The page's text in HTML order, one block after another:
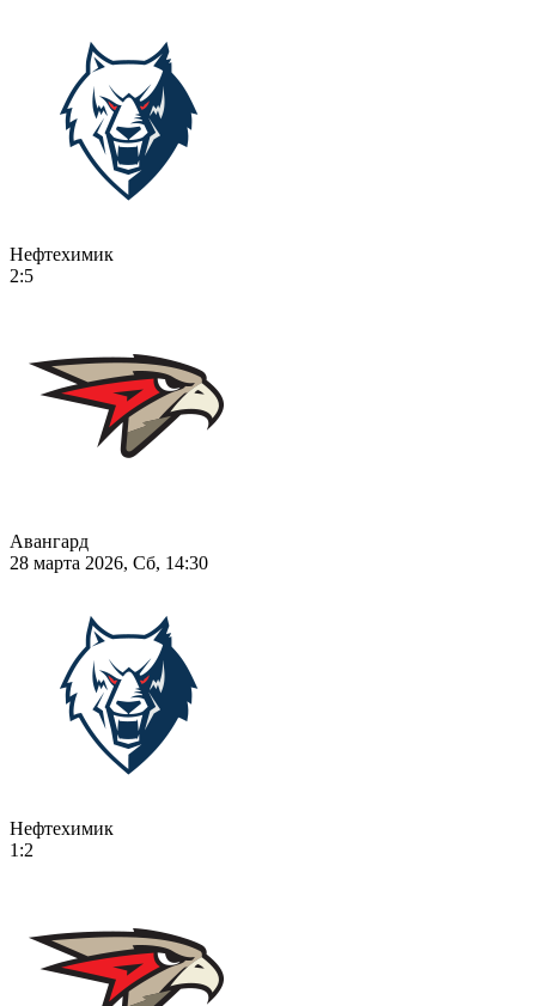
Нефтехимик
2:5
Авангард
28 марта 2026, Сб, 14:30
Нефтехимик
1:2